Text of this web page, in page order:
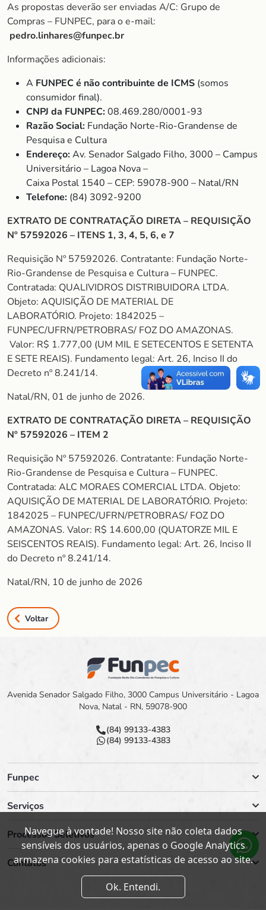
As propostas deverão ser enviadas A/C: Grupo de
Compras – FUNPEC, para o e-mail:
pedro.linhares@funpec.br
Informações adicionais:
A FUNPEC é não contribuinte de ICMS (somos
consumidor final).
CNPJ da FUNPEC:08.469.280/0001-93
Razão Social: Fundação Norte-Rio-Grandense de
Pesquisa e Cultura
Endereço:Av. Senador Salgado Filho, 3000 – Campus
Universitário – Lagoa Nova –
Caixa Postal 1540 – CEP: 59078-900 – Natal/RN
Telefone: (84) 3092-9200
EXTRATO DE CONTRATAÇÃO DIRETA – REQUISIÇÃO
Nº 57592026 – ITENS 1, 3, 4, 5, 6, e 7
Requisição Nº 57592026. Contratante: Fundação Norte-
Rio-Grandense de Pesquisa e Cultura – FUNPEC.
Contratada: QUALIVIDROS DISTRIBUIDORA LTDA.
Objeto: AQUISIÇÃO DE MATERIAL DE
LABORATÓRIO. Projeto: 1842025 –
FUNPEC/UFRN/PETROBRAS/ FOZ DO AMAZONAS.
Valor: R$ 1.777,00 (UM MIL E SETECENTOS E SETENTA
E SETE REAIS). Fundamento legal: Art. 26, Inciso II do
Decreto nº 8.241/14.
Natal/RN, 01 de junho de 2026.
EXTRATO DE CONTRATAÇÃO DIRETA – REQUISIÇÃO
Nº 57592026 – ITEM 2
Requisição Nº 57592026. Contratante: Fundação Norte-
Rio-Grandense de Pesquisa e Cultura – FUNPEC.
Contratada: ALC MORAES COMERCIAL LTDA. Objeto:
AQUISIÇÃO DE MATERIAL DE LABORATÓRIO. Projeto:
1842025 – FUNPEC/UFRN/PETROBRAS/ FOZ DO
AMAZONAS. Valor: R$ 14.600,00 (QUATORZE MIL E
SEISCENTOS REAIS). Fundamento legal: Art. 26, Inciso II
do Decreto nº 8.241/14.
Natal/RN, 10 de junho de 2026
Voltar
Avenida Senador Salgado Filho, 3000 Campus Universitário - Lagoa
Nova, Natal - RN, 59078-900
(84) 99133-4383
(84) 99133-4383
Funpec
Serviços
Processos Seletivos
Contatos
Navegue à vontade! Nosso site não coleta dados
sensíveis dos usuários, apenas o Google Analytics
armazena cookies para estatísticas de acesso ao site.
Ok. Entendi.